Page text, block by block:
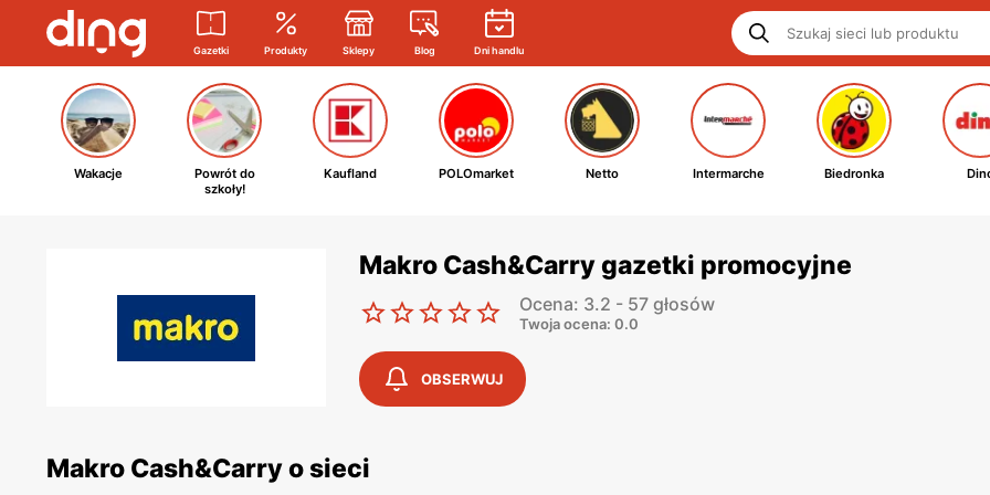
Gazetki Produkty Sklepy Blog Dni handlu
Wakacje
Powrót do
szkoły!
Kaufland POLOmarket Netto Intermarche Biedronka
Makro Cash&Carry gazetki promocyjne
Ocena: 3.2 - 57 głosów
Twoja ocena: 0.0
OBSERWUJ
Makro Cash&Carry o sieci